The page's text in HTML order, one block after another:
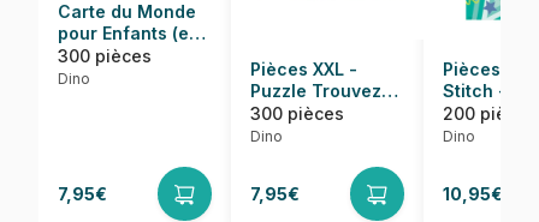
Carte du Monde
pour Enfants (en
anglais)
300 pièces
Dino
7,95€
Pièces XXL -
Puzzle Trouvez
les 10 Objets -
Film
300 pièces
Dino
7,95€
Pièces
Stitch -
Strass
200 pièces
Dino
10,95€